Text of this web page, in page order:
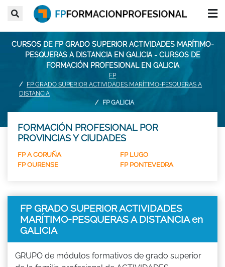
CURSOS DE FP GRADO SUPERIOR ACTIVIDADES MARÍTIMO-
PESQUERAS A DISTANCIA EN GALICIA - CURSOS DE
FORMACIÓN PROFESIONAL EN GALICIA
FP
FP GRADO SUPERIOR ACTIVIDADES MARÍTIMO-PESQUERAS A
DISTANCIA
FP GALICIA
FORMACIÓN PROFESIONAL POR
PROVINCIAS Y CIUDADES
FP A CORUÑA
FP LUGO
FP OURENSE
FP PONTEVEDRA
FP GRADO SUPERIOR ACTIVIDADES
MARÍTIMO-PESQUERAS A DISTANCIA en
GALICIA
GRUPO de módulos formativos de grado superior